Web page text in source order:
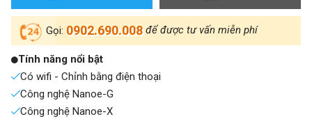
Gọi: 0902.690.008 để được tư vấn miễn phí
Tính năng nổi bật
Có wifi - Chỉnh bằng điện thoại
Công nghệ Nanoe-G
Công nghệ Nanoe-X